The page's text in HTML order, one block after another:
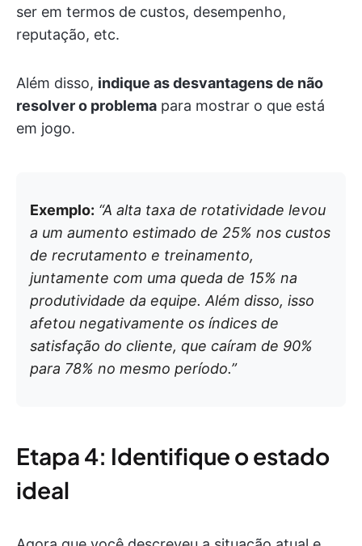
ser em termos de custos, desempenho,
reputação, etc.
Além disso, indique as desvantagens de não
resolver o problema para mostrar o que está
em jogo.
Exemplo: “A alta taxa de rotatividade levou
a um aumento estimado de 25% nos custos
de recrutamento e treinamento,
juntamente com uma queda de 15% na
produtividade da equipe. Além disso, isso
afetou negativamente os índices de
satisfação do cliente, que caíram de 90%
para 78% no mesmo período.”
Etapa 4: Identifique o estado
ideal